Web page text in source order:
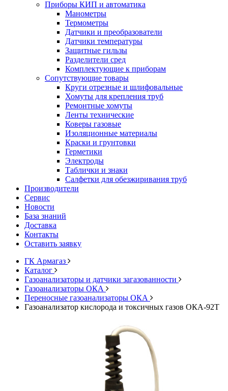
Приборы КИП и автоматика
Манометры
Термометры
Датчики и преобразователи
Датчики температуры
Защитные гильзы
Разделители сред
Комплектующие к приборам
Сопутствующие товары
Круги отрезные и шлифовальные
Хомуты для крепления труб
Ремонтные хомуты
Ленты технические
Коверы газовые
Изоляционные материалы
Краски и грунтовки
Герметики
Электроды
Таблички и знаки
Салфетки для обезжиривания труб
Производители
Сервис
Новости
База знаний
Доставка
Контакты
Оставить заявку
ГК Армагаз
Каталог
Газоанализаторы и датчики загазованности
Газоанализаторы ОКА
Переносные газоанализаторы ОКА
Газоанализатор кислорода и токсичных газов ОКА-92Т